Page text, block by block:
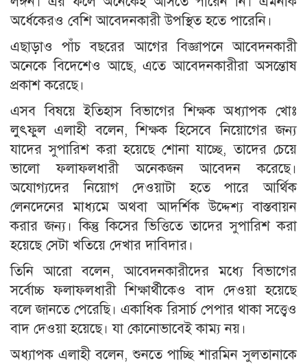
অর্ধেকেরও বেশি আবেদনকারী উপস্থিত হতে পারেনি।
এছাড়াও পাঁচ বছরের আগের বিজ্ঞাপনে আবেদনকারী
অনেকে বিদেশেও আছে, এতে আবেদনকারীরা অসন্তোষ
প্রকাশ করেছে।
এসব বিষয়ে ইতিহাস বিভাগের শিক্ষক অধ্যাপক খোঃ
লুৎফুল এলাহী বলেন, শিক্ষক হিসেবে নিয়োগের জন্য
যাদের সুপারিশ করা হয়েছে শোনা যাচ্ছে, তাদের চেয়ে
ভালো ফলাফলধারী অনেকজন আবেদন করেছে।
অযোগ্যদের নিয়োগ দেওয়াটা হতে পারে আর্থিক
লেনদেনের মাধ্যমে অথবা আদর্শিক উদ্দেশ্য বাস্তবায়ন
করার জন্য। কিন্তু কিসের ভিত্তিতে তাদের সুপারিশ করা
হয়েছে সেটা খতিয়ে দেখার দাবিদার।
তিনি আরো বলেন, আবেদনকারীদের মধ্যে বিভাগের
সর্বোচ্চ ফলাফলধারী শিক্ষার্থীকেও বাদ দেওয়া হয়েছে
বলে জানতে পেরেছি। একাধিক রিসার্চ পেপার থাকা সত্ত্বেও
বাদ দেওয়া হয়েছে। যা কোনোভাবেই কাম্য নয়।
অধ্যাপক এলাহী বলেন, শুনতে পাচ্ছি শারমিন সুলতানাকে